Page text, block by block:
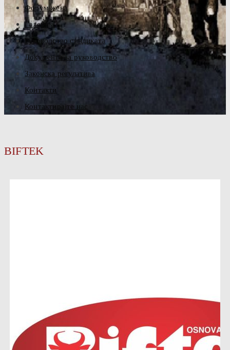
Форум жена
Галерија
Руководство синдиката
Документа за руководство
Законска регулатива
Контакти
Контактирајте нас
BIFTEK